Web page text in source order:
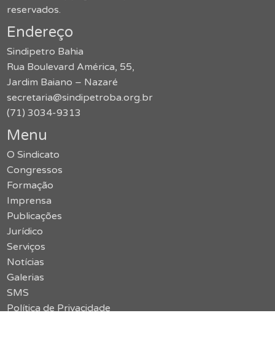
reservados.
Endereço
Sindipetro Bahia
Rua Boulevard América, 55,
Jardim Baiano – Nazaré
secretaria@sindipetroba.org.br
(71) 3034-9313
Menu
O Sindicato
Congressos
Formação
Imprensa
Publicações
Jurídico
Serviços
Notícias
Galerias
SMS
Política de Privacidade